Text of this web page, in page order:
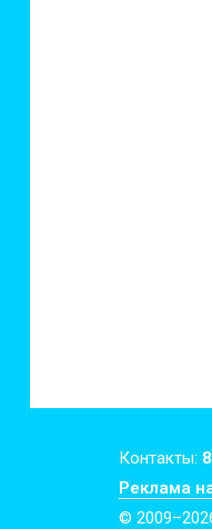
Контакты:
Реклама
©